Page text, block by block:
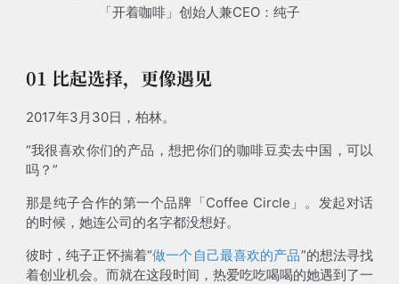
「开着咖啡」创始人兼CEO：纯子
01 比起选择，更像遇见
2017年3月30日，柏林。
“我很喜欢你们的产品，想把你们的咖啡豆卖去中国，可以
吗？”
那是纯子合作的第一个品牌「Coffee Circle」。发起对话
的时候，她连公司的名字都没想好。
彼时，纯子正怀揣着“做一个自己最喜欢的产品”的想法寻找
着创业机会。而就在这段时间，热爱吃吃喝喝的她遇到了一